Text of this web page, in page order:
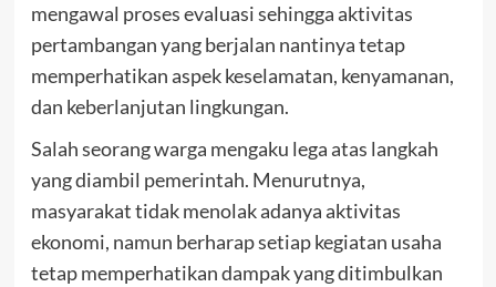
mengawal proses evaluasi sehingga aktivitas
pertambangan yang berjalan nantinya tetap
memperhatikan aspek keselamatan, kenyamanan,
dan keberlanjutan lingkungan.
Salah seorang warga mengaku lega atas langkah
yang diambil pemerintah. Menurutnya,
masyarakat tidak menolak adanya aktivitas
ekonomi, namun berharap setiap kegiatan usaha
tetap memperhatikan dampak yang ditimbulkan